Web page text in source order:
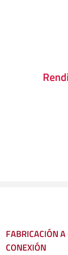
FABRICACIÓN
CONEXIÓN